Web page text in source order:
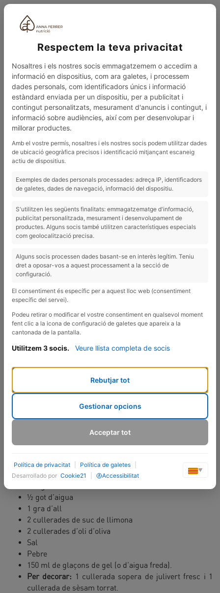
CAT
MENÚ 0
26/06/2020
Crema de cogombre i alvocat
UNA RECEPTA MOLT REFRESCANT!
d’estiu rica en aigua i potassi; és a dir, és molt refrescant.
L’alvocat, per la seva banda, és una fruita carregada de
greixos saludables i una gran font de minerals, vitamines
del grup B i àcid fòlic. Avui t’explico una recepta molt
senzilla que combina aquests dos productes; es tracta
d’una crema de cogombre i alvocat.
1 alvocat
½ got d’aigua
1 gra d’all
2 cullerades de suc de llimona
2 cullerades d’oli d’oliva
Sal
Pebre
150 ml de glaçons de gel (o d’aigua freda).
Per decorar: 1 cullerada sopera de julivert fresc i 1
cullerada de sèsam torrat.
Respectem la teva privacitat
Nosaltres i els nostres socis emmagatzemem o accedim a
informació en dispositius, com ara galetes, i processem
dades personals, com identificadors únics i informació
estàndard enviada per un dispositiu, per a publicitat i
contingut personalitzats, mesurament d'anuncis i contingut, i
informació sobre audiències, així com per desenvolupar i
millorar productes.
Amb el vostre permís, nosaltres i els nostres socis podem utilitzar dades
de ubicació geogràfica precisos i identificació mitjançant escaneig
actiu de dispositius.
Exemples de dades personals processades: adreça IP, identificadors
de galetes, dades de navegació, informació del dispositiu.
S'utilitzen les següents finalitats: emmagatzematge d'informació,
publicitat personalitzada, mesurament i desenvolupament de
productes. Alguns socis també utilitzen característiques especials
com geolocalització precisa.
Alguns socis processen dades basant-se en interès legítim. Teniu
dret a oposar-vos a aquest processament a la secció de
configuració.
El consentiment és específic per a aquest lloc web (consentiment
específic del servei).
Podeu retirar o modificar el vostre consentiment en qualsevol moment
fent clic a la icona de configuració de galetes que apareix a la
cantonada de la pantalla.
Utilitzem 3 socis. Veure llista completa de socis
Rebutjar tot
Gestionar opcions
Acceptar tot
Política de privacitat Política de galetes
Desarrollado por Cookie21 Accessibilitat
▼